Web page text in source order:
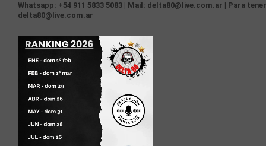
Whatsapp: +54 911 5833 5083 | Mail: delta80@live.com.ar | Para
delta80@live.com.ar